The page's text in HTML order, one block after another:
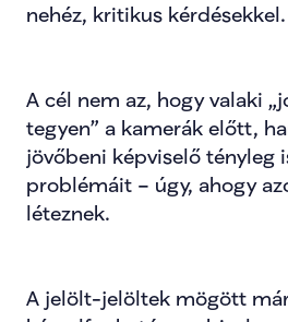
nehéz, kritikus kérdésekkel.
A cél nem az, hogy valaki
tegyen” a kamerák előtt,
jövőbeni képviselő tényleg
problémáit – úgy, ahogy
léteznek.
A jelölt-jelöltek mögött